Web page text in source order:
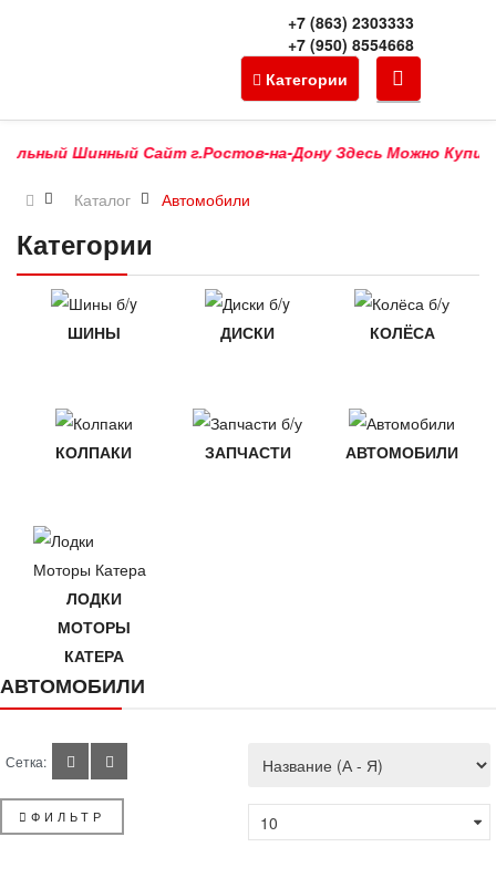
+7 (863) 2303333
+7 (950) 8554668
Категории
Шинный Сайт г.Ростов-на-Дону Здесь Можно Купить
Каталог Автомобили
Категории
ШИНЫ ДИСКИ КОЛЁСА
КОЛПАКИ ЗАПЧАСТИ АВТОМОБИЛИ
ЛОДКИ
МОТОРЫ
КАТЕРА
АВТОМОБИЛИ
Сетка:
ФИЛЬТР